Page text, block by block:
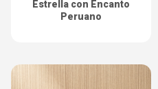
Estrella con Encanto
Peruano